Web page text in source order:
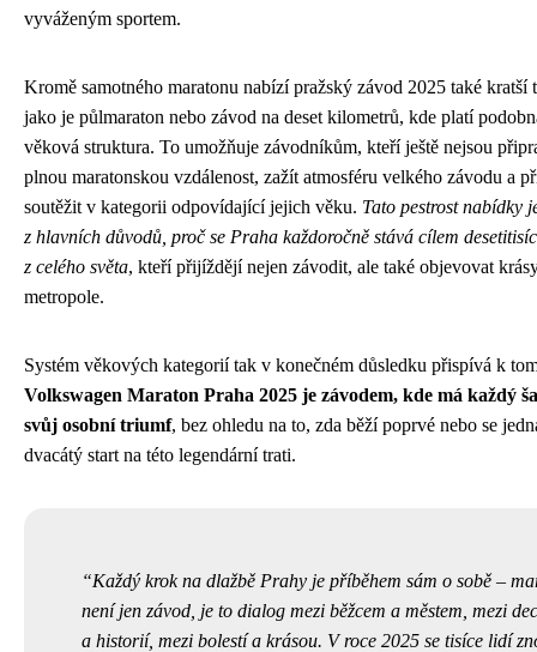
vyváženým sportem.
Kromě samotného maratonu nabízí pražský závod 2025 také kratší
jako je půlmaraton nebo závod na deset kilometrů, kde platí
věková struktura. To umožňuje závodníkům, kteří ještě nejsou
plnou maratonskou vzdálenost, zažít atmosféru velkého závodu a
soutěžit v kategorii odpovídající jejich věku. Tato pestrost nabídky
z hlavních důvodů, proč se Praha každoročně stává cílem
z celého světa, kteří přijíždějí nejen závodit, ale také objevovat
metropole.
Systém věkových kategorií tak v konečném důsledku přispívá k
Volkswagen Maraton Praha 2025 je závodem, kde má každý
svůj osobní triumf, bez ohledu na to, zda běží poprvé nebo se
dvacátý start na této legendární trati.
Každý krok na dlažbě Prahy je příběhem sám o sobě –
není jen závod, je to dialog mezi běžcem a městem, mezi
a historií, mezi bolestí a krásou. V roce 2025 se tisíce lidí